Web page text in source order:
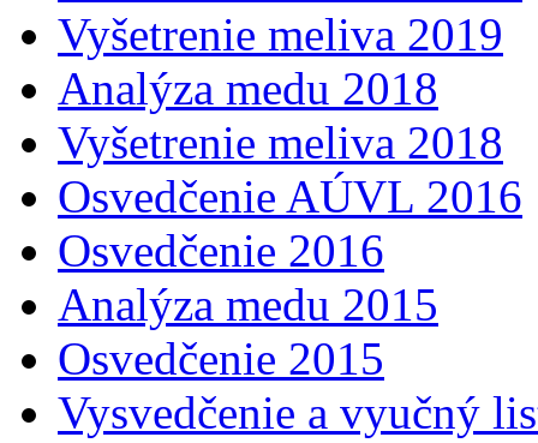
Vyšetrenie meliva 2019
Analýza medu 2018
Vyšetrenie meliva 2018
Osvedčenie AÚVL 2016
Osvedčenie 2016
Analýza medu 2015
Osvedčenie 2015
Vysvedčenie a vyučný